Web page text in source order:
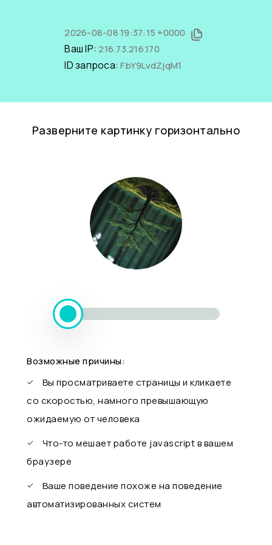
2026-08-08 19:37:15 +0000
Ваш IP:216.73.216.170
ID запроса:FbY9LvdZjqM1
Разверните картинку горизонтально
Возможные причины:
Вы просматриваете страницы и кликаете
со скоростью, намного превышающую
ожидаемую от человека
Что-то мешает работе javascript в вашем
браузере
Ваше поведение похоже на поведение
автоматизированных систем